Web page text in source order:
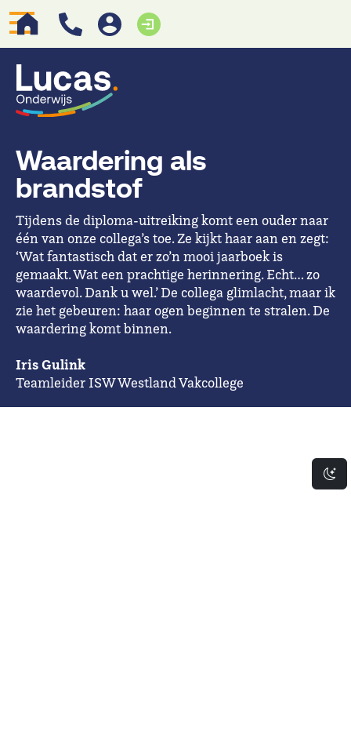
Waardering als
brandstof
Tijdens de diploma-uitreiking komt een ouder naar
één van onze collega’s toe. Ze kijkt haar aan en zegt:
‘Wat fantastisch dat er zo’n mooi jaarboek is
gemaakt. Wat een prachtige herinnering. Echt… zo
waardevol. Dank u wel.’ De collega glimlacht, maar ik
zie het gebeuren: haar ogen beginnen te stralen. De
waardering komt binnen.
Iris Gulink
Teamleider ISW Westland Vakcollege